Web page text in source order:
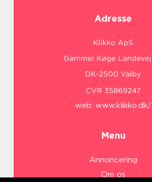
Adresse
web: www.klikko.dk/
Menu
Annoncering
Om os